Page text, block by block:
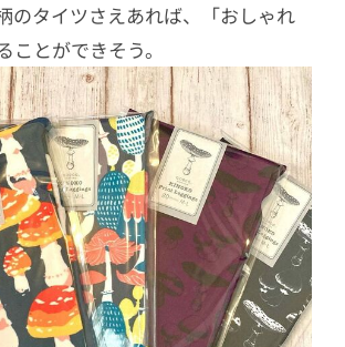
のタイツさえあれば、「おしゃれ
ことができそう。